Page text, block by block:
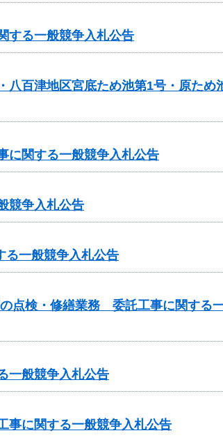
る一般競争入札公告
八百津地区宮底ため池第1号・原ため
に関する一般競争入札公告
競争入札公告
る一般競争入札公告
検・修繕業務 委託工事に関する
一般競争入札公告
に関する一般競争入札公告